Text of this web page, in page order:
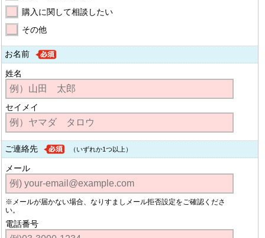
購入に関して相談したい
その他
お名前
姓名
セイメイ
ご連絡先 （いずれか1つ以上）
メール
※メールが届かない場合、なりすましメール拒否設定をご確認くださ
い。
電話番号